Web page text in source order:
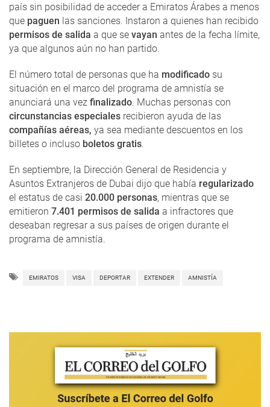
país sin posibilidad de acceder a Emiratos Árabes a menos
que paguen las sanciones. Instaron a quienes han recibido
permisos de salida a que se vayan antes de la fecha límite,
ya que algunos aún no han partido.
El número total de personas que ha modificado su
situación en el marco del programa de amnistía se
anunciará una vez finalizado. Muchas personas con
circunstancias especiales recibieron ayuda de las
compañías aéreas, ya sea mediante descuentos en los
billetes o incluso boletos gratis.
En septiembre, la Dirección General de Residencia y
Asuntos Extranjeros de Dubai dijo que había regularizado
el estatus de casi 20.000 personas, mientras que se
emitieron 7.401 permisos de salida a infractores que
deseaban regresar a sus países de origen durante el
programa de amnistía.
EMIRATOS VISA DEPORTAR EXTENDER AMNISTÍA